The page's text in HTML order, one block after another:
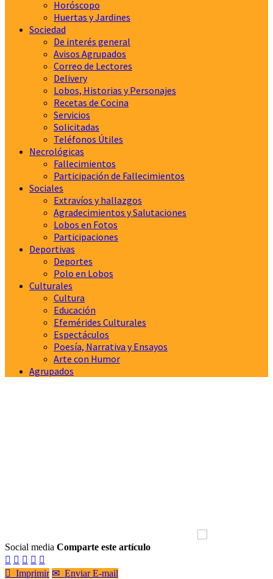
Horóscopo
Huertas y Jardines
Sociedad
De interés general
Avisos Agrupados
Correo de Lectores
Delivery
Lobos, Historias y Personajes
Recetas de Cocina
Servicios
Solicitadas
Teléfonos Útiles
Necrológicas
Fallecimientos
Participación de Fallecimientos
Sociales
Extravíos y hallazgos
Agradecimientos y Salutaciones
Lobos en Fotos
Participaciones
Deportivas
Deportes
Polo en Lobos
Culturales
Cultura
Educación
Efemérides Culturales
Espectáculos
Poesía, Narrativa y Ensayos
Arte con Humor
Agrupados
Social media Comparte este artículo
    
 Imprimir ✉ Enviar E-mail